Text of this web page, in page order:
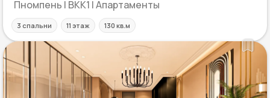
Пномпень | BKK1 | Апартаменты
3 спальни 11 этаж 130 кв.м